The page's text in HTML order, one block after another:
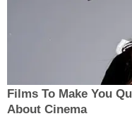
Films To Make You
About Cinema